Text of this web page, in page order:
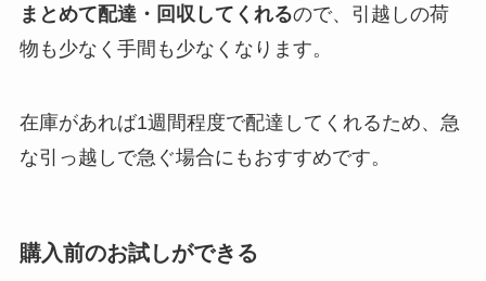
まとめて配達・回収してくれるので、引越しの荷
物も少なく手間も少なくなります。
在庫があれば1週間程度で配達してくれるため、急
な引っ越しで急ぐ場合にもおすすめです。
購入前のお試しができる